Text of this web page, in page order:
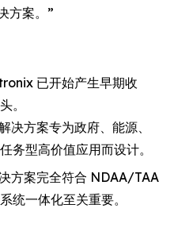
方案。”
已开始产生早期收
。
方案专为政府、能源、
务型高价值应用而设计。
方案完全符合 NDAA/TAA
统一体化至关重要。